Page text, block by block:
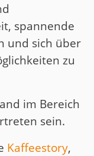
spannende
und sich über
zu
im Bereich
sein.
Kaffeestory,